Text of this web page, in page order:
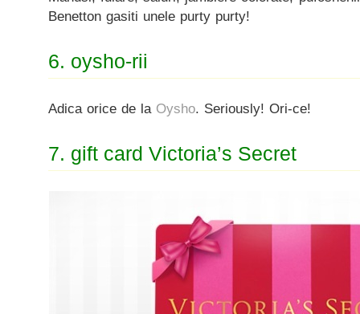
Benetton gasiti unele purty purty!
6. oysho-rii
Adica orice de la Oysho. Seriously! Ori-ce!
7. gift card Victoria’s Secret